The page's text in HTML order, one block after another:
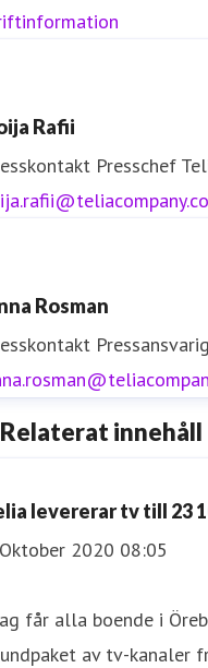
Rafii
Presschef
Rosman
Pressansvarig
Relaterat innehåll
levererar tv till 23
2020 08:05
får alla boende i
av tv-kanaler